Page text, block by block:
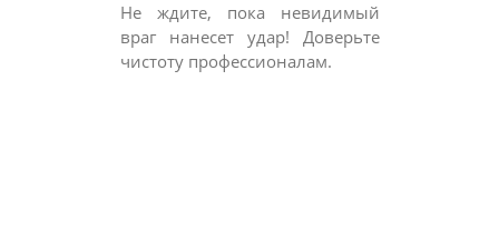
Не ждите, пока невидимый
враг нанесет удар! Доверьте
чистоту профессионалам.